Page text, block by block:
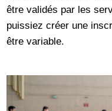
être validés par les
puissiez créer une
être variable.